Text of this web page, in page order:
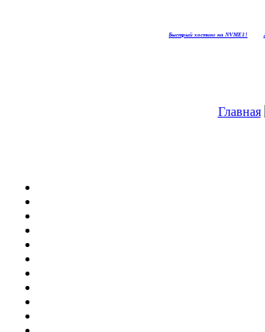
Быстрый хостинг на NVME1!
Главная